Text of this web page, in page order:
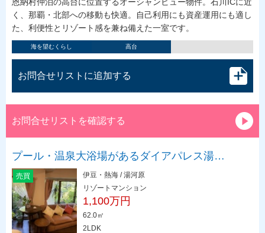
く、那覇・北部への移動も快適。自己利用にも資産運用にも適し
た、利便性とリゾート感を兼ね備えた一室です。
海を望むくらし 高台
お問合せリストに追加する
お問合せリストを確認する
プール・温泉大浴場があるダイアパレス湯…
売買
伊豆・熱海 / 湯河原
リゾートマンション
1,100万円
62.0㎡
2LDK